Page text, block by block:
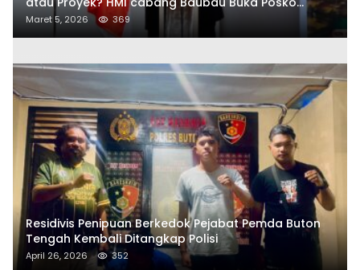
Aduan Masyarakat
Maret 5, 2026 369
Residivis Penipuan Berkedok Pejabat Pemda Buton
Tengah Kembali Ditangkap Polisi
April 26, 2026 352